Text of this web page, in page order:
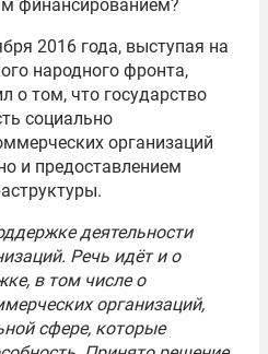
финансированием?
2016 года, выступая на
народного фронта,
о том, что государство
социально
организаций
и предоставлением
деятельности
Речь идёт и о
в том числе о
организаций,
сфере, которые